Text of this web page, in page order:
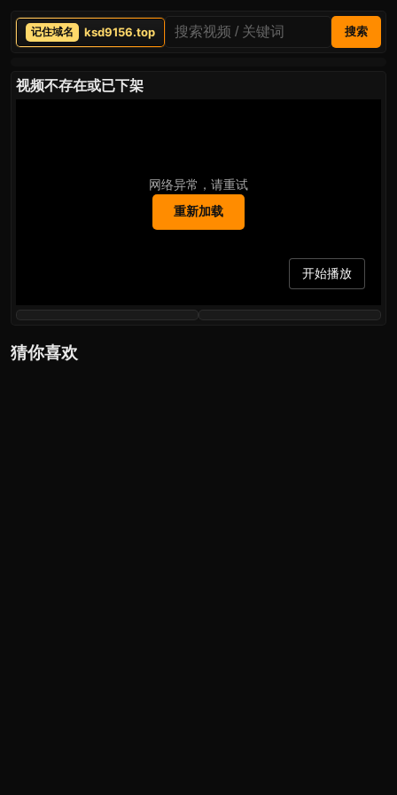
ksd9156.top 搜索
视频不存在或已下架
网络异常，请重试
重新加载
开始播放
猜你喜欢